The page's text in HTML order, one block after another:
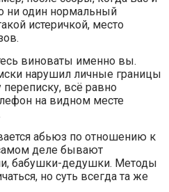
ни один нормальный
истеричкой, место
виноваты именно вы.
нарушил личные границы
всё равно
на видном месте
абьюз по отношению к
деле бывают
бабушки-дедушки. Методы
но суть всегда та же